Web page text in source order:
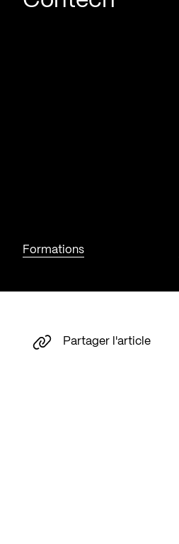
Formations
Partager l'article